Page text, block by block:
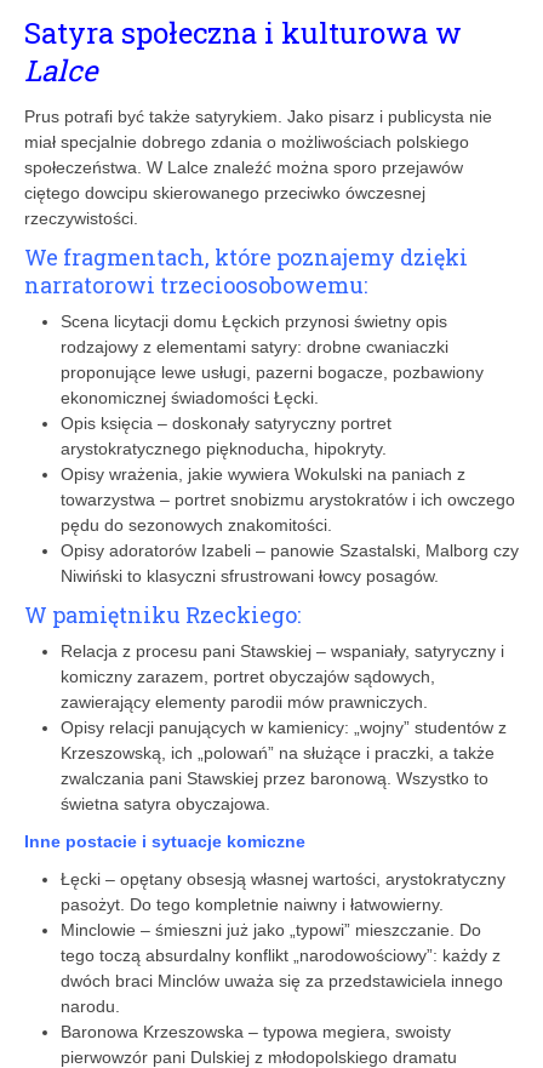
Satyra społeczna i kulturowa w
Lalce
Prus potrafi być także satyrykiem. Jako pisarz i publicysta nie
miał specjalnie dobrego zdania o możliwościach polskiego
społeczeństwa. W Lalce znaleźć można sporo przejawów
ciętego dowcipu skierowanego przeciwko ówczesnej
rzeczywistości.
We fragmentach, które poznajemy dzięki
narratorowi trzecioosobowemu:
Scena licytacji domu Łęckich przynosi świetny opis
rodzajowy z elementami satyry: drobne cwaniaczki
proponujące lewe usługi, pazerni bogacze, pozbawiony
ekonomicznej świadomości Łęcki.
Opis księcia – doskonały satyryczny portret
arystokratycznego pięknoducha, hipokryty.
Opisy wrażenia, jakie wywiera Wokulski na paniach z
towarzystwa – portret snobizmu arystokratów i ich owczego
pędu do sezonowych znakomitości.
Opisy adoratorów Izabeli – panowie Szastalski, Malborg czy
Niwiński to klasyczni sfrustrowani łowcy posagów.
W pamiętniku Rzeckiego:
Relacja z procesu pani Stawskiej – wspaniały, satyryczny i
komiczny zarazem, portret obyczajów sądowych,
zawierający elementy parodii mów prawniczych.
Opisy relacji panujących w kamienicy: „wojny” studentów z
Krzeszowską, ich „polowań” na służące i praczki, a także
zwalczania pani Stawskiej przez baronową. Wszystko to
świetna satyra obyczajowa.
Inne postacie i sytuacje komiczne
Łęcki – opętany obsesją własnej wartości, arystokratyczny
pasożyt. Do tego kompletnie naiwny i łatwowierny.
Minclowie – śmieszni już jako „typowi” mieszczanie. Do
tego toczą absurdalny konflikt „narodowościowy”: każdy z
dwóch braci Minclów uważa się za przedstawiciela innego
narodu.
Baronowa Krzeszowska – typowa megiera, swoisty
pierwowzór pani Dulskiej z młodopolskiego dramatu